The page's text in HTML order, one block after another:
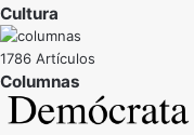
Cultura
1786 Artículos